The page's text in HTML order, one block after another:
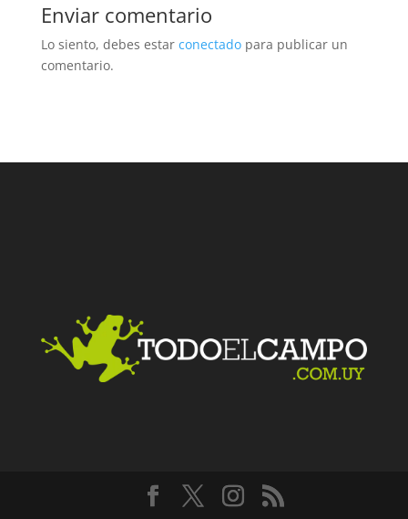
Enviar comentario
Lo siento, debes estar conectadopara publicar un
comentario.
Facebook